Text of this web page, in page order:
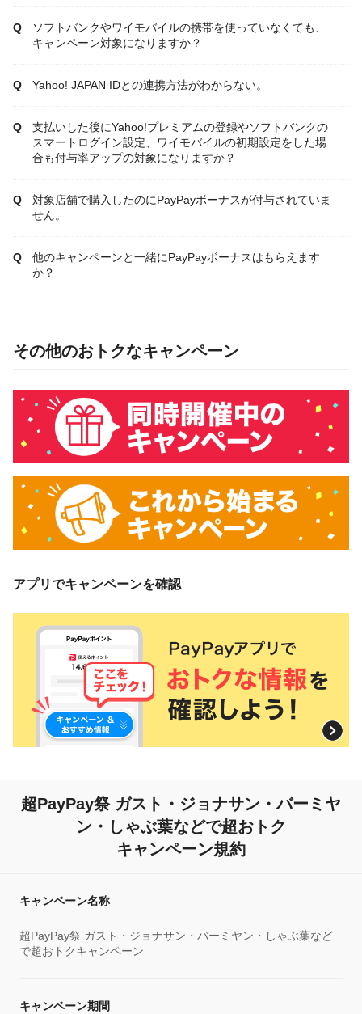
ソフトバンクやワイモバイルの携帯を使っていなくても、
キャンペーン対象になりますか？
Yahoo! JAPAN IDとの連携方法がわからない。
支払いした後にYahoo!プレミアムの登録やソフトバンクの
スマートログイン設定、ワイモバイルの初期設定をした場
合も付与率アップの対象になりますか？
対象店舗で購入したのにPayPayボーナスが付与されていま
せん。
他のキャンペーンと一緒にPayPayボーナスはもらえます
か？
その他のおトクなキャンペーン
アプリでキャンペーンを確認
超PayPay祭 ガスト・ジョナサン・バーミヤ
ン・しゃぶ葉などで超おトク
キャンペーン規約
キャンペーン名称
超PayPay祭 ガスト・ジョナサン・バーミヤン・しゃぶ葉など
で超おトクキャンペーン
キャンペーン期間